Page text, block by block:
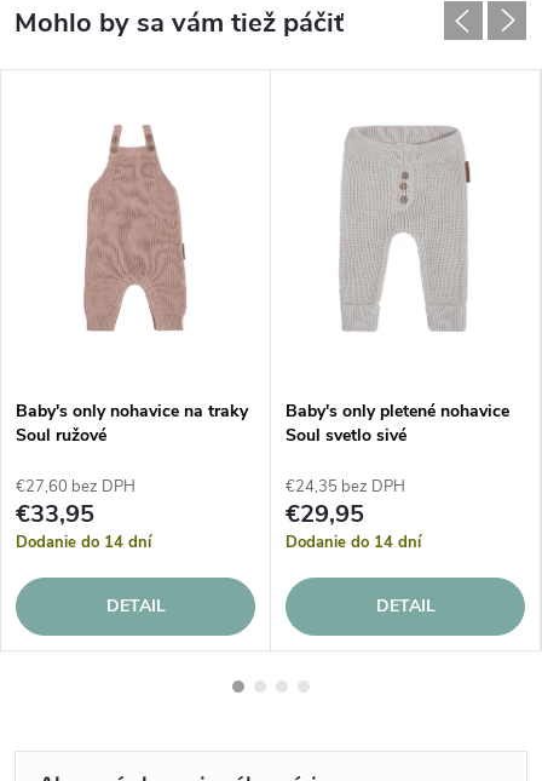
Baby's only nohavice na traky
Soul ružové
€27,60 bez DPH
€33,95
Dodanie do 14 dní
DETAIL
Baby's only pletené nohavice
Soul svetlo sivé
€24,35 bez DPH
€29,95
Dodanie do 14 dní
DETAIL